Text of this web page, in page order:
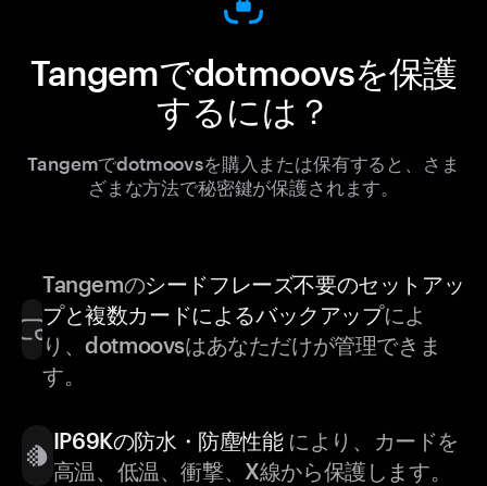
Tangemでdotmoovsを保護
するには？
Tangemでdotmoovsを購入または保有すると、さま
ざまな方法で秘密鍵が保護されます。
Tangemのシードフレーズ不要のセットアッ
プと複数カードによるバックアップによ
り、dotmoovsはあなただけが管理できま
す。
IP69Kの防水・防塵性能により、カードを
高温、低温、衝撃、X線から保護します。